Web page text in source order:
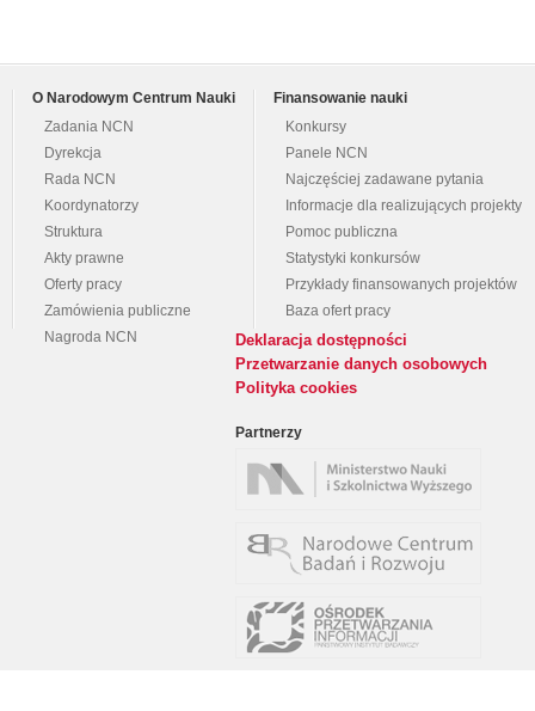
O Narodowym Centrum Nauki
Zadania NCN
Dyrekcja
Rada NCN
Koordynatorzy
Struktura
Akty prawne
Oferty pracy
Zamówienia publiczne
Nagroda NCN
Finansowanie nauki
Konkursy
Panele NCN
Najczęściej zadawane pytania
Informacje dla realizujących projekty
Pomoc publiczna
Statystyki konkursów
Przykłady finansowanych projektów
Baza ofert pracy
Deklaracja dostępności
Przetwarzanie danych osobowych
Polityka cookies
Partnerzy